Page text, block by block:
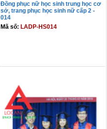
Đồng phục nữ học sinh trung học cơ
sở, trang phục học sinh nữ cấp 2 -
014
Mã số: LADP-HS014